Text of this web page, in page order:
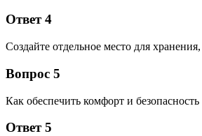
Ответ 4
Создайте отдельное место для
Вопрос 5
Как обеспечить комфорт и
Ответ 5